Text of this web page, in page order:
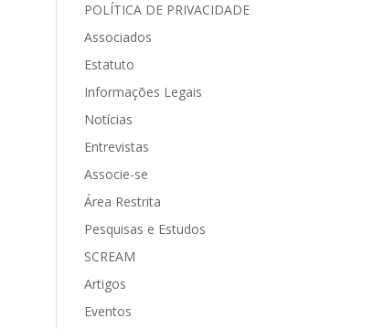
POLÍTICA DE PRIVACIDADE
Associados
Estatuto
Informações Legais
Notícias
Entrevistas
Associe-se
Área Restrita
Pesquisas e Estudos
SCREAM
Artigos
Eventos